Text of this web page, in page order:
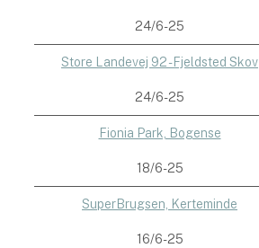
24/6-25
Store Landevej 92 - Fjeldsted Skov
24/6-25
Fionia Park, Bogense
18/6-25
SuperBrugsen, Kerteminde
16/6-25